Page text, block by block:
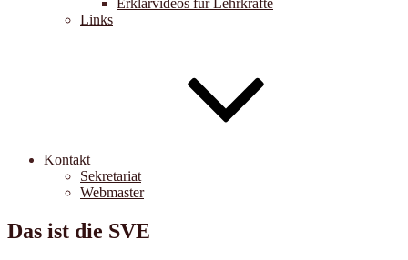
Erklärvideos für Lehrkräfte
Links
Kontakt
Sekretariat
Webmaster
Das ist die SVE